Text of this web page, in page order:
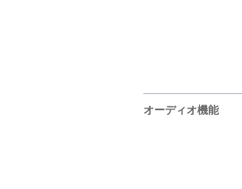
オーディオ機能